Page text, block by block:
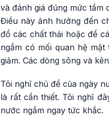
và đánh giá đúng mức tầm
Điều này ảnh hưởng đến
đổ các chất thải hoặc để
ngầm có mối quan hệ
giảm. Các dòng sông và
Tôi nghĩ chủ đề của ngày
là rất cần thiết. Tôi nghĩ
nước ngầm ngay tức khắc.